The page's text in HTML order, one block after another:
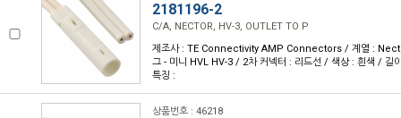
2181196-2
C/A, NECTOR, HV-3, OUTLET TO P
제조사 : TE Connectivity AMP Connectors / 계열 :
그 - 미니 HVL HV-3 / 2차 커넥터 : 리드선 / 색상 : 흰색 /
특징 :
상품번호 : 46218